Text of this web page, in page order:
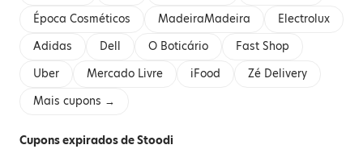
Época Cosméticos
MadeiraMadeira
Electrolux
Adidas
Dell O Boticário
Fast Shop
Uber
Mercado Livre iFood
Zé Delivery
Mais cupons →
Cupons expirados de Stoodi